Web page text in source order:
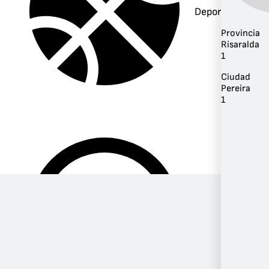
Deportes
Provincia
Risaralda
1
Ciudad
Pereira
1